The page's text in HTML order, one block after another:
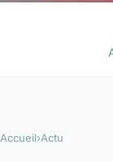
Accueil›Actu